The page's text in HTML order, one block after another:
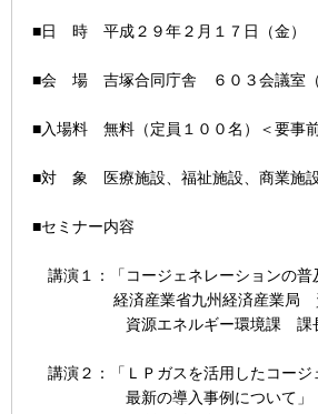
■日 時 平成２９年２月１７日（金）
■会 場 吉塚合同庁舎 ６０３会議室（
■入場料 無料（定員１００名）＜要事
■対 象 医療施設、福祉施設、商業施
■セミナー内容
講演１：「コージェネレーションの普
経済産業省九州経済産業局 資
資源エネルギー環境課 課
講演２：「ＬＰガスを活用したコージ
最新の導入事例について」